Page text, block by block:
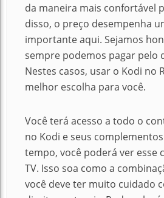
da maneira mais confortável
disso, o preço desempenha
importante aqui. Sejamos
sempre podemos pagar pelo
Nestes casos, usar o Kodi no
melhor escolha para você.
Você terá acesso a todo o
no Kodi e seus
tempo, você poderá ver esse
TV. Isso soa como a
você deve ter muito cuidado